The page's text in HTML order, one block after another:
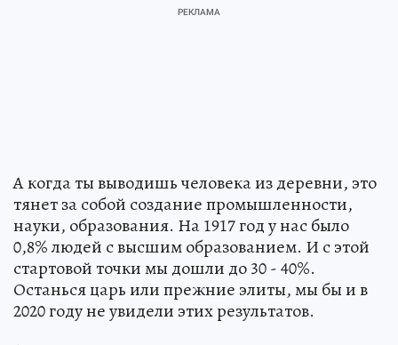
А когда ты выводишь человека из деревни, это
тянет за собой создание промышленности,
науки, образования. На 1917 год у нас было
0,8% людей с высшим образованием. И с этой
стартовой точки мы дошли до 30 - 40%.
Останься царь или прежние элиты, мы бы и в
2020 году не увидели этих результатов.